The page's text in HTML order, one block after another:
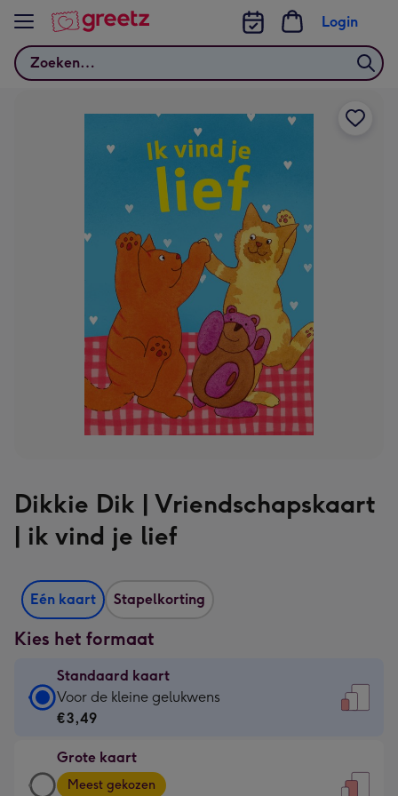
Bekijk meer
Zoeken
Login
Dikkie Dik | Vriendschapskaart
| ik vind je lief
Eén kaart Stapelkorting
Kies het formaat
Standaard kaart
Standaard
kaart
€3,49
-
Voor de kleine gelukwens
€3,49
Grote kaart
Grote
Meest gekozen